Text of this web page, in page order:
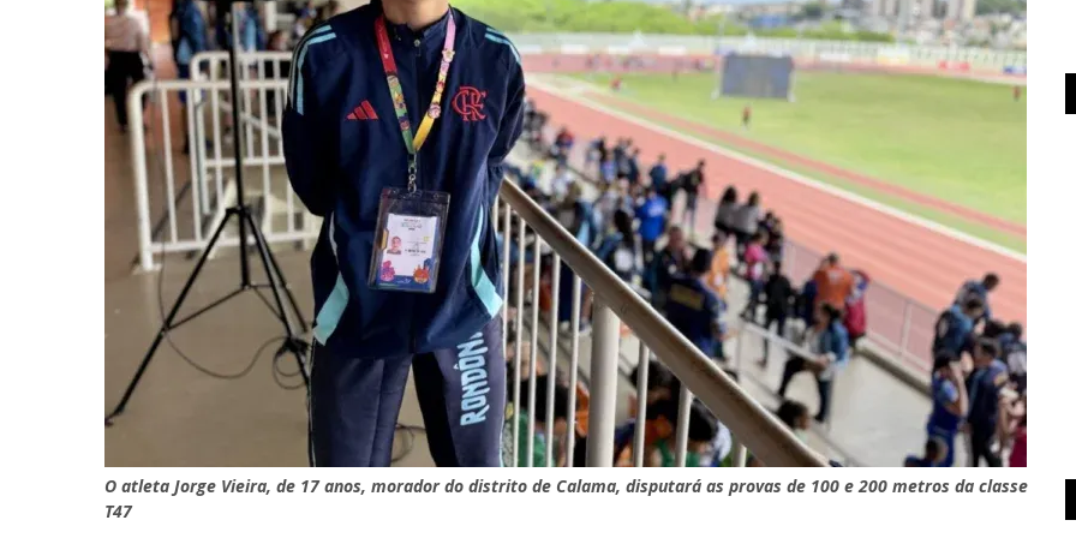
O atleta Jorge Vieira, de 17 anos, morador do distrito de Calama, disputará as provas de 100 e 200 metros da classe
T47